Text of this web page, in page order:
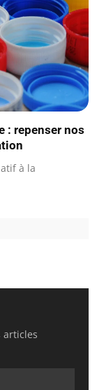
: repenser nos
à la
articles